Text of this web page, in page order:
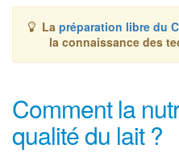
La préparation libre du
la connaissance des
Comment la
qualité du lait ?